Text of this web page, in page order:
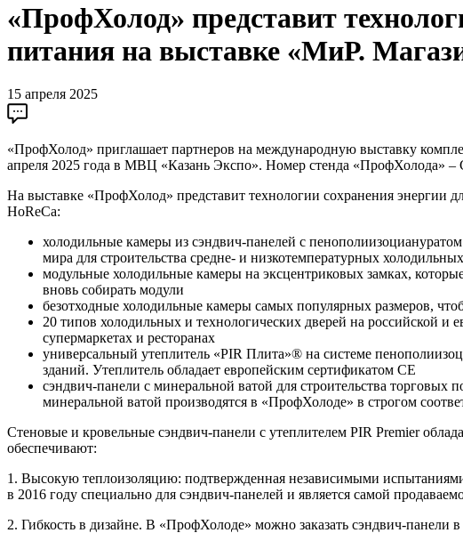
«ПрофХолод» представит
питания на выставке «МиР.
15 апреля 2025
«ПрофХолод» приглашает партнеров на международную выставку
апреля 2025 года в МВЦ «Казань Экспо». Номер стенда «ПрофХолода»
На выставке «ПрофХолод» представит технологии сохранения энергии
HoReCa:
холодильные камеры из сэндвич-панелей с
мира для строительства средне- и низкотемпературных
модульные холодильные камеры на эксцентриковых замках,
вновь собирать модули
безотходные холодильные камеры самых популярных размеров,
20 типов холодильных и технологических дверей на российской и
супермаркетах и ресторанах
универсальный утеплитель «PIR Плита»® на системе
зданий. Утеплитель обладает европейским сертификатом СЕ
сэндвич-панели с минеральной ватой для строительства
минеральной ватой производятся в «ПрофХолоде» в строгом
Стеновые и кровельные сэндвич-панели с утеплителем PIR Premier
обеспечивают:
1. Высокую теплоизоляцию: подтвержденная независимыми
в 2016 году специально для сэндвич-панелей и является самой
2. Гибкость в дизайне. В «ПрофХолоде» можно заказать сэндвич-панели